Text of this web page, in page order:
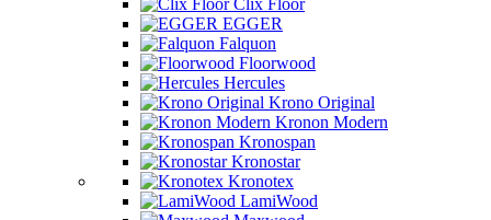
Clix Floor
EGGER
Falquon
Floorwood
Hercules
Krono Original
Kronon Modern
Kronospan
Kronostar
Kronotex
LamiWood